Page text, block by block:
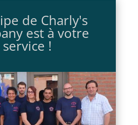
de Charly's
est à votre
service !